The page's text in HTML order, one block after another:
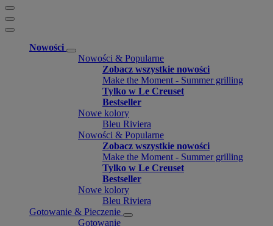
Nowości
Nowości & Popularne
Zobacz wszystkie nowości
Make the Moment - Summer grilling
Tylko w Le Creuset
Bestseller
Nowe kolory
Bleu Riviera
Nowości & Popularne
Zobacz wszystkie nowości
Make the Moment - Summer grilling
Tylko w Le Creuset
Bestseller
Nowe kolory
Bleu Riviera
Gotowanie & Pieczenie
Gotowanie